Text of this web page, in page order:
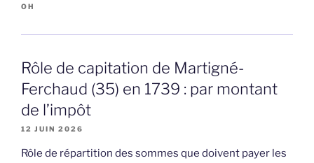
OH
Rôle de capitation de Martigné-
Ferchaud (35) en 1739 : par montant
de l’impôt
12 JUIN 2026
Rôle de répartition des sommes que doivent payer les